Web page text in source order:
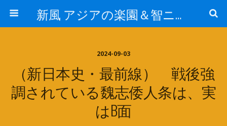
新風 アジアの楽園＆智ニア来富
2024-09-03
（新日本史・最前線） 戦後強
調されている魏志倭人条は、実
はB面